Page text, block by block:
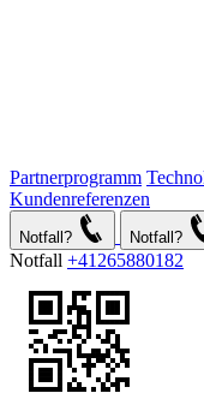
Partnerprogramm
Kundenreferenzen
Notfall? Notfall?
Notfall +41265880182